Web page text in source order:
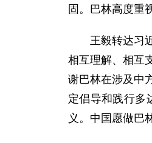
固。巴林高度重
王毅转达习
相互理解、相互
谢巴林在涉及中
定倡导和践行多
义。中国愿做巴